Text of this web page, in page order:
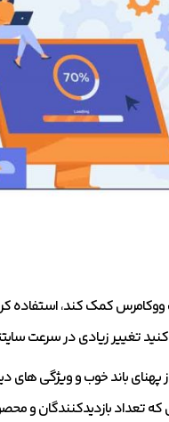
ووکامرس کمک کند،
تغییر زیادی در سرعت
باند خوب و ویژگی های
بازدیدکنندگان و